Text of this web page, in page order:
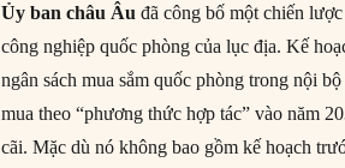
Ủy ban châu Âu đã công bố một chiến
công nghiệp quốc phòng của lục địa. Kế
ngân sách mua sắm quốc phòng trong nội
mua theo “phương thức hợp tác” vào năm
cãi. Mặc dù nó không bao gồm kế hoạch